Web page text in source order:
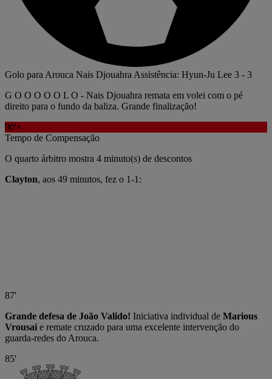
Golo para Arouca Nais Djouahra Assistência: Hyun-Ju Lee 3 - 3
G O O O O O L O - Nais Djouahra remata em volei com o pé
direito para o fundo da baliza. Grande finalização!
90'+
Tempo de Compensação
O quarto árbitro mostra 4 minuto(s) de descontos
Clayton, aos 49 minutos, fez o 1-1:
87'
Grande defesa de João Valido! Iniciativa individual de Marious
Vrousai e remate cruzado para uma excelente intervenção do
guarda-redes do Arouca.
85'